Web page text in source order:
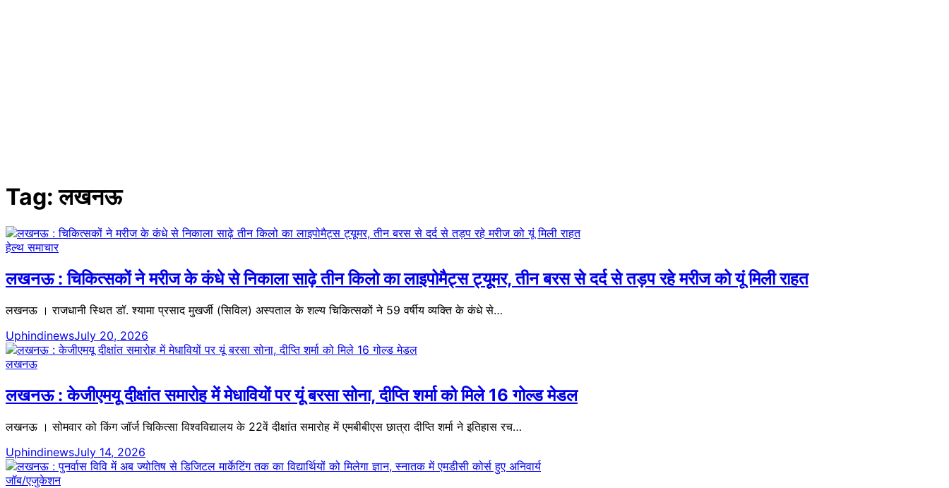
Tag:लखनऊ
हेल्थ समाचार
लखनऊ : चिकित्सकों ने मरीज के कंधे से निकाला साढ़े तीन किलो का लाइपोमैट्स ट्यूूमर, तीन बरस से दर्द से तड़प रहे मरीज को यूं मिली राहत
लखनऊ । राजधानी स्थित डॉ. श्यामा प्रसाद मुखर्जी (सिविल) अस्पताल के शल्य चिकित्सकों ने 59 वर्षीय व्यक्ति के कंधे से…
UphindinewsJuly 20, 2026
लखनऊ
लखनऊ : केजीएमयू दीक्षांत समारोह में मेधावियों पर यूं बरसा सोना, दीप्ति शर्मा को मिले 16 गोल्ड मेडल
लखनऊ । सोमवार को किंग जॉर्ज चिकित्सा विश्वविद्यालय के 22वें दीक्षांत समारोह में एमबीबीएस छात्रा दीप्ति शर्मा ने इतिहास रच…
UphindinewsJuly 14, 2026
जॉब/एजुकेशन